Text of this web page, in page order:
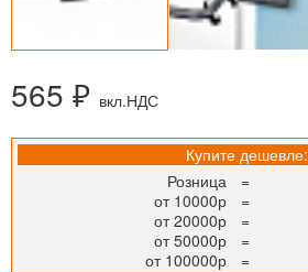
565 ₽ вкл.НДС
Купите дешевле:
Розница
=
от 10000р
=
от 20000р
=
от 50000р
=
от 100000р
=